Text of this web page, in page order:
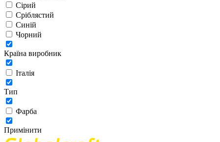
Сірий
Сріблястий
Синій
Чорний
Країна виробник
Італія
Тип
Фарба
Примінити